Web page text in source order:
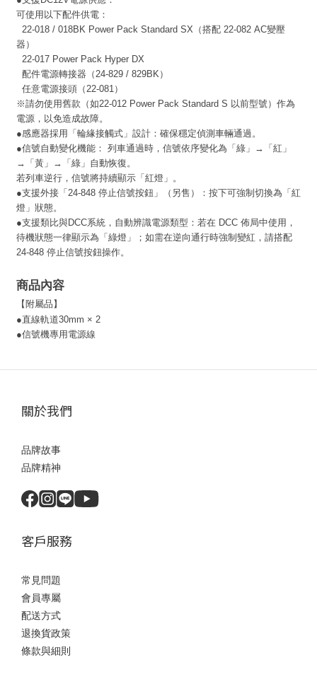
可使用以下配件供電：
22-018 / 018BK Power Pack Standard SX（搭配 22-082 AC變壓
器）
22-017 Power Pack Hyper DX
配件電源轉接器（24-829 / 829BK）
任意電源接頭（22-081）
※請勿使用舊款（如22-012 Power Pack Standard S 以前型號）作為
電源，以免造成故障。
●感應器採用「輪緣接觸式」設計：確保穩定偵測車輛通過。
●信號自動變化機能： 列車通過時，信號依序變化為「綠」→「紅」
→「黃」→「綠」自動恢復。
若列車逆行，信號將持續顯示「紅燈」。
●支援外接「24-848 停止信號按鈕」（另售）：按下可強制切換為「紅
燈」狀態。
●支援類比與DCC系統，自動辨識電源類型： 若在 DCC 佈局中使用，
待機狀態一律顯示為「綠燈」；如需在逆向通行時強制變紅，請搭配
24-848 停止信號按鈕操作。
商品內容
【附屬品】
●直線軌道30mm × 2
●信號機專用電源線
關於我們
品牌故事
品牌精神
客戶服務
常見問題
會員專屬
配送方式
退換貨政策
條款與細則